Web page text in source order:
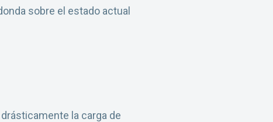
sobre el estado actual
la carga de